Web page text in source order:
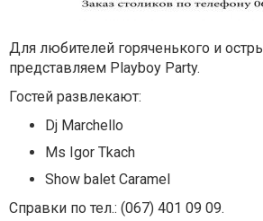
Для любителей горяченького и
представляем Playboy Party.
Гостей развлекают:
Dj Marchello
Ms Igor Tkach
Show balet Caramel
Справки по тел.: (067) 401 09 09.